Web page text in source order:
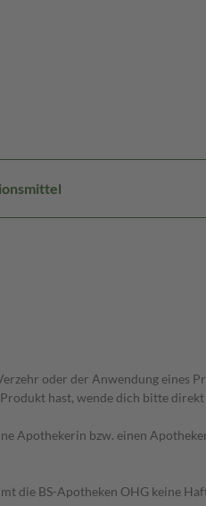
oder der Anwendung eines
hast, wende dich bitte
Apothekerin bzw. einen
BS-Apotheken OHG keine